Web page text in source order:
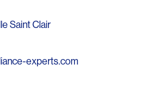
Saint Clair
experts.com